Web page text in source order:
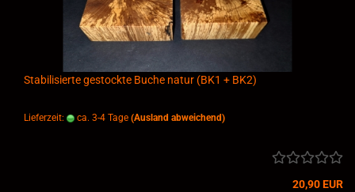
Stabilisierte gestockte Buche natur (BK1 + BK2)
Lieferzeit: ca. 3-4 Tage (Ausland abweichend)
20,90 EUR